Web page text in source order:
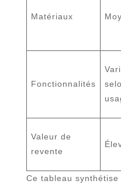
Matériaux
Fonctionnalités
Valeur de
revente
Ce tableau